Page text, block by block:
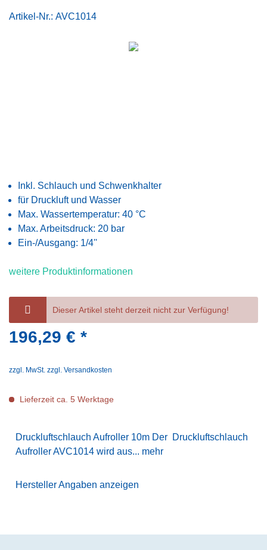
Artikel-Nr.: AVC1014
Inkl. Schlauch und Schwenkhalter
für Druckluft und Wasser
Max. Wassertemperatur: 40 °C
Max. Arbeitsdruck: 20 bar
Ein-/Ausgang: 1/4''
weitere Produktinformationen
Dieser Artikel steht derzeit nicht zur Verfügung!
196,29 € *
zzgl. MwSt. zzgl. Versandkosten
Lieferzeit ca. 5 Werktage
Druckluftschlauch Aufroller 10m Der Druckluftschlauch
Aufroller AVC1014 wird aus... mehr
Hersteller Angaben anzeigen